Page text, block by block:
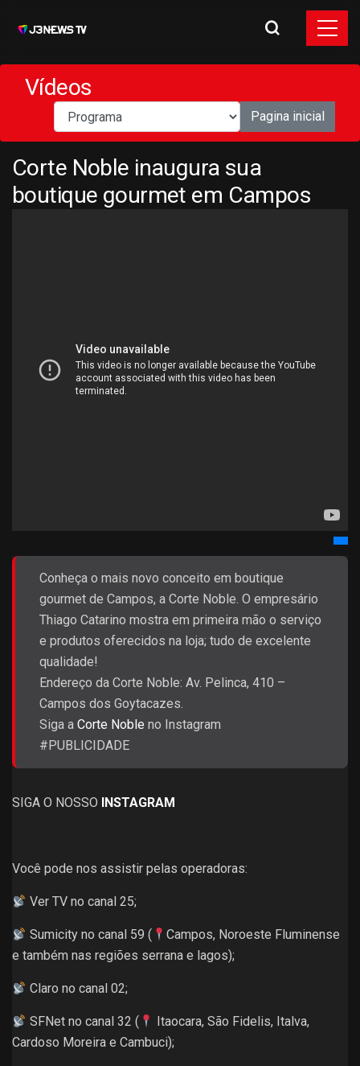
Vídeos
Pagina inicial
Corte Noble inaugura sua
boutique gourmet em Campos
Conheça o mais novo conceito em boutique
gourmet de Campos, a Corte Noble. O empresário
Thiago Catarino mostra em primeira mão o serviço
e produtos oferecidos na loja; tudo de excelente
qualidade!
Endereço da Corte Noble: Av. Pelinca, 410 –
Campos dos Goytacazes.
Siga a Corte Noble no Instagram
#PUBLICIDADE
SIGA O NOSSO INSTAGRAM
Você pode nos assistir pelas operadoras:
Ver TV no canal 25;
Sumicity no canal 59 (
Campos, Noroeste Fluminense
e também nas regiões serrana e lagos);
Claro no canal 02;
SFNet no canal 32 (
Itaocara, São Fidelis, Italva,
Cardoso Moreira e Cambuci);